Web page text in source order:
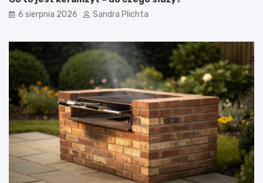
6 sierpnia 2026 Sandra Plichta